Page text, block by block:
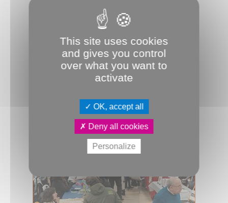
Conseil d'Amiens Métropole du 7
avril 2026
Mardi 7 avril 2026, 17h00, salle des
assemblées, se tiendra le prochain
conseil d’Amiens Métropole. A suivr...
This site uses cookies
and gives you control
over what you want to
activate
OK, accept all
Deny all cookies
Personalize